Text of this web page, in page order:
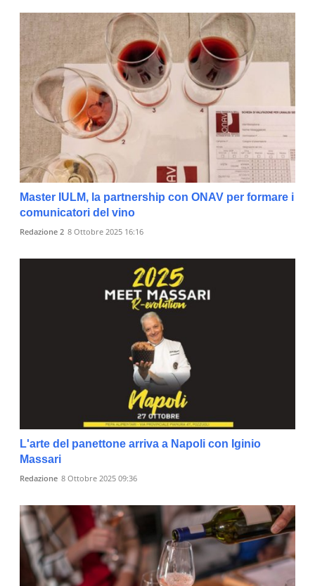
Master IULM, la partnership con ONAV per formare i
comunicatori del vino
Redazione 2 8 Ottobre 2025 16:16
L'arte del panettone arriva a Napoli con Iginio
Massari
Redazione 8 Ottobre 2025 09:36